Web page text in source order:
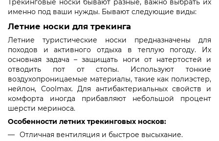
именно под ваши нужды. Бывают следующие виды:
Летние носки для трекинга
Летние туристические носки предназначены для
походов и активного отдыха в теплую погоду. Их
основная задача – защищать ноги от натертостей и
отводить пот от стопы. Используют тонкие
воздухопроницаемые материалы, такие как полиэстер,
нейлон, Coolmax. Для антибактериальных свойств и
комфорта иногда прибавляют небольшой процент
шерсти мериноса.
Особенности летних трекинговых носков:
Отличная вентиляция и быстрое высыхание.